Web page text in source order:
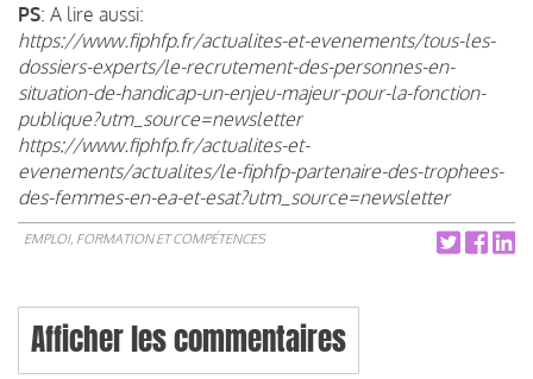
PS: A lire aussi:
https://www.fiphfp.fr/actualites-et-evenements/tous-les-
dossiers-experts/le-recrutement-des-personnes-en-
situation-de-handicap-un-enjeu-majeur-pour-la-fonction-
publique?utm_source=newsletter
https://www.fiphfp.fr/actualites-et-
evenements/actualites/le-fiphfp-partenaire-des-trophees-
des-femmes-en-ea-et-esat?utm_source=newsletter
EMPLOI, FORMATION ET COMPÉTENCES
Afficher les commentaires